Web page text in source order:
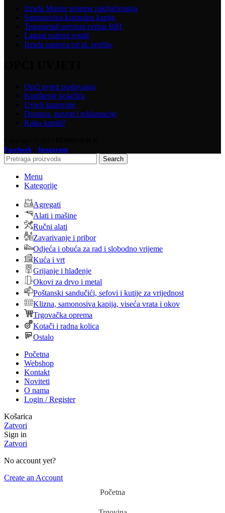
Izrada Master sistema zaključavanja
Samonosiva konzolna kapija
Tegometall servisni centar BiH
Lagani paletni regali
Izrada ramova od al. profila
Opći uvjeti poslovanja
Korištenje kolačića
Uvjeti kupovine
Dostava, povrat i reklamacije
Kako kupiti?
Facebook
Instagram
Search
Menu
Kategorije
Agregati
Alati i mašine
Ručni alati
Zavarivanje i pribor
Odjeća i obuća za rad i slobodno vrijeme
Kuća i vrt
Grijanje i hlađenje
Okovi za drvo i metal
Poštanski sandučići, sefovi i kutije za vrijednost
Klizna, samonosiva kapija, viseća vrata i okov
Trgovačka oprema
Kotači i radna kolica
Ostalo
Početna
Webshop
Kontakt
Noviteti
O nama
Login / Register
Košarica
Zatvori
Sign in
Zatvori
No account yet?
Create an Account
Početna